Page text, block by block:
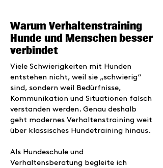
Warum Verhaltenstraining
Hunde und Menschen besser
verbindet
Viele Schwierigkeiten mit Hunden
entstehen nicht, weil sie „schwierig“
sind, sondern weil Bedürfnisse,
Kommunikation und Situationen falsch
verstanden werden. Genau deshalb
geht modernes Verhaltenstraining weit
über klassisches Hundetraining hinaus.
Als Hundeschule und
Verhaltensberatung begleite ich